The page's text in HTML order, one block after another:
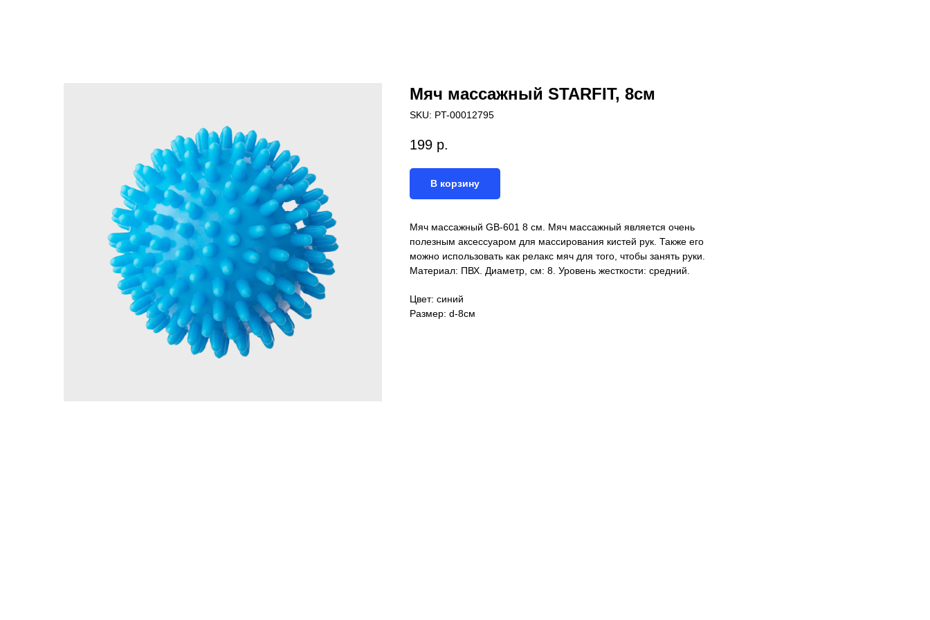
Мяч массажный STARFIT, 8cм
SKU: PT-00012795
199 р.
В корзину
Мяч массажный GB-601 8 см. Мяч массажный является очень
полезным аксессуаром для массирования кистей рук. Также его
можно использовать как релакс мяч для того, чтобы занять руки.
Материал: ПВХ. Диаметр, см: 8. Уровень жесткости: средний.
Цвет: синий
Размер: d-8см